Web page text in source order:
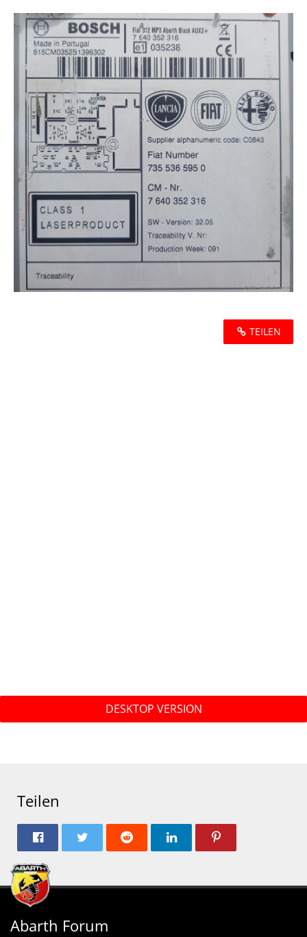
TEILEN
DESKTOP VERSION
Teilen
Abarth Forum